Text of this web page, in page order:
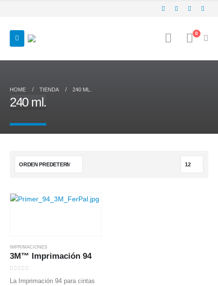
0
HOME TIENDA 240 ML.
240 ml.
IMPRIMACIONES
3M™ Imprimación 94
La Imprimación 94 para cintas